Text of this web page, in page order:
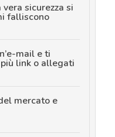
sicurezza si
falliscono
mail e ti
link o allegati
mercato e